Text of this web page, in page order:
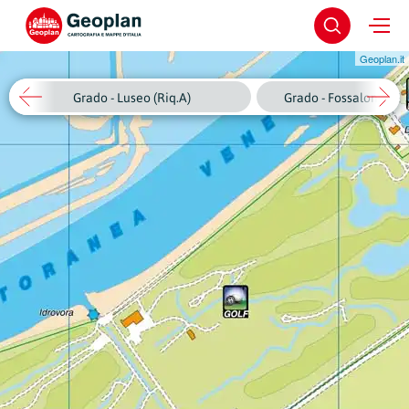
Geoplan.it
Grado - Luseo (Riq.A) Grado - Fossalon di